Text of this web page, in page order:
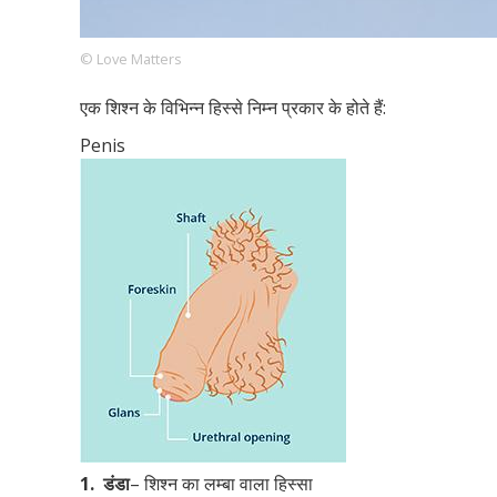
Footer
Company
हमारे सिद्धांत Just Poocho संपर्क करें
© Love Matters
एक शिश्न के विभिन्न हिस्से निम्न प्रकार के होते हैं:
Penis
1. डंडा– शिश्न का लम्बा वाला हिस्सा